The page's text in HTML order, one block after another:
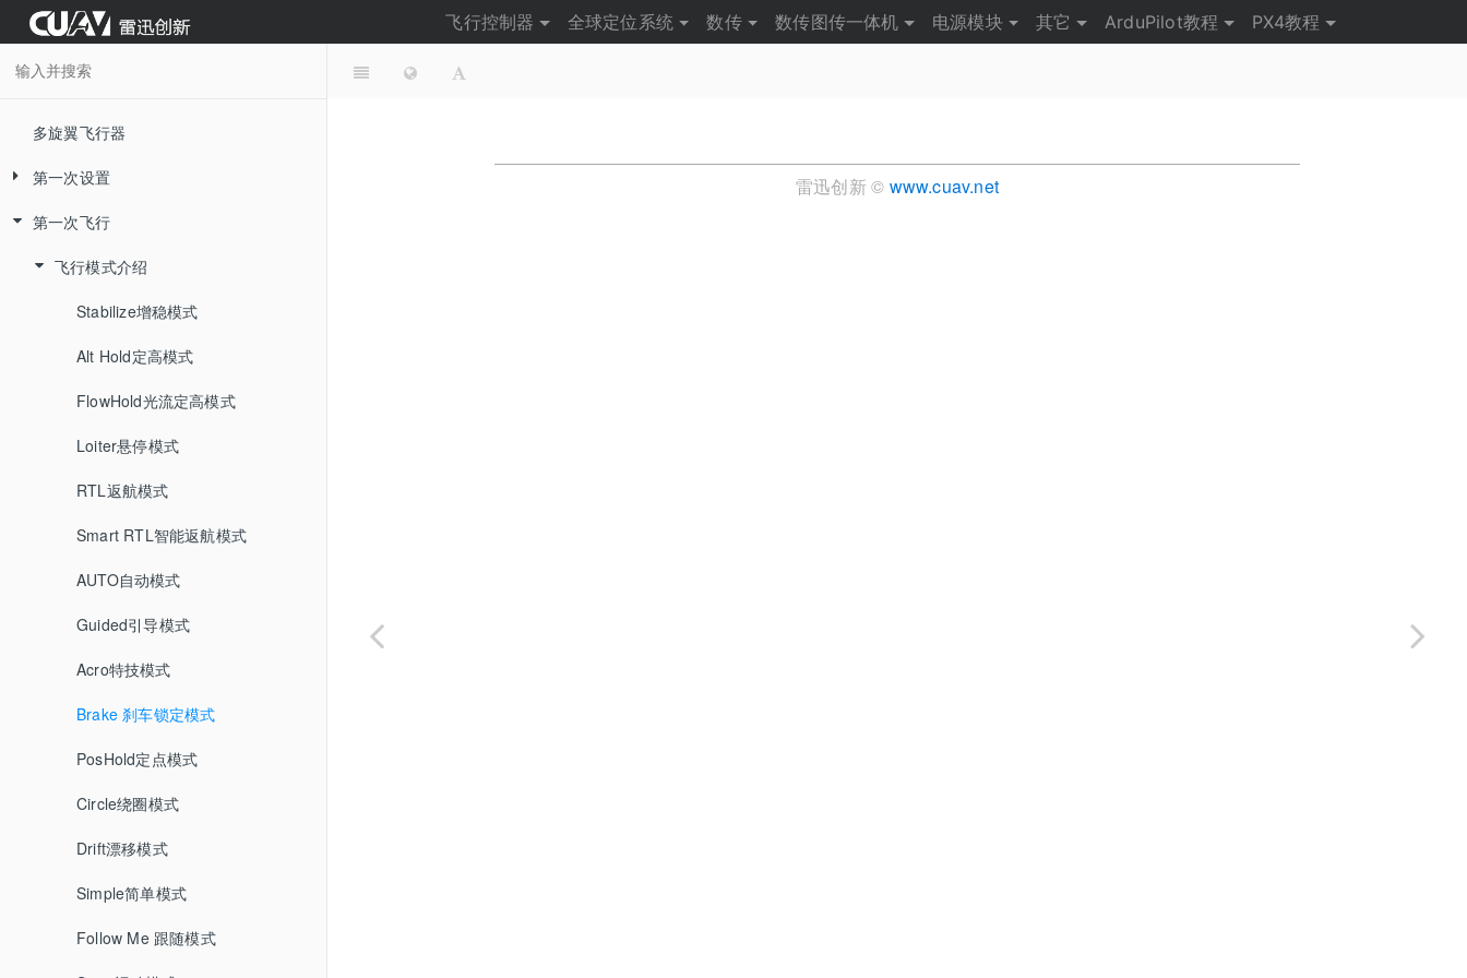
飞行控制器 全球定位系统 数传 数传图传一体机 电源模块 其它 ArduPilot教程 PX4教程
多旋翼飞行器
第一次设置
系统组成
地面站使用
Mission planner
地面站/驱动安装
连接地面站
飞行数据
飞行计划
初始设置
配置/调试
航点命令和事件
CUAV Hfight
组装飞行器
加载固件
在线烧录固件
烧录本地固件
硬件连接
连接电调与电机
机架设置
遥控器校准
指南针校准
加速计校准
飞行模式设置
电池监视器
ESC电调校准
故障安全机制
遥控器失控保护
电池保护
GCS地面站丢失保护
EKF故障保护
第一次飞行
飞行模式介绍
Stabilize增稳模式
Alt Hold定高模式
FlowHold光流定高模式
Loiter悬停模式
RTL返航模式
Smart RTL智能返航模式
AUTO自动模式
Guided引导模式
Acro特技模式
Brake 刹车锁定模式
PosHold定点模式
Circle绕圈模式
Drift漂移模式
Simple简单模式
Follow Me 跟随模式
雷迅创新 © www.cuav.net